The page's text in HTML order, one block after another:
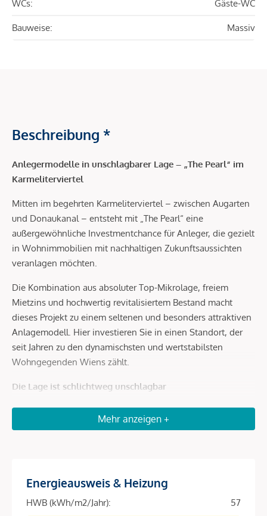
WCs: Gäste-WC
Bauweise: Massiv
Beschreibung *
Anlegermodelle in unschlagbarer Lage – „The Pearl“ im
Karmeliterviertel
Mitten im begehrten Karmeliterviertel – zwischen Augarten
und Donaukanal – entsteht mit „The Pearl“ eine
außergewöhnliche Investmentchance für Anleger, die gezielt
in Wohnimmobilien mit nachhaltigen Zukunftsaussichten
veranlagen möchten.
Die Kombination aus absoluter Top-Mikrolage, freiem
Mietzins und hochwertig revitalisiertem Bestand macht
dieses Projekt zu einem seltenen und besonders attraktiven
Anlagemodell. Hier investieren Sie in einen Standort, der
seit Jahren zu den dynamischsten und wertstabilsten
Wohngegenden Wiens zählt.
Die Lage ist schlichtweg unschlagbar
Die Lage ist schlichtweg unschlagbar. Der Karmelitermarkt
steht für urbanes Lebensgefühl, hohe Nachfrage und stabile
Boutiquen sorgen für eine konstant hohe Wohnattraktivität
Mehr anzeigen +
Energieausweis & Heizung
HWB (kWh/m2/Jahr):
57